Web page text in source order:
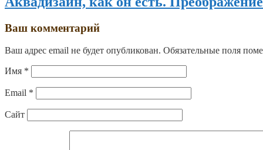
Ваш комментарий
Ваш адрес email не будет опубликован. Обязательные поля
Имя *
Email *
Сайт